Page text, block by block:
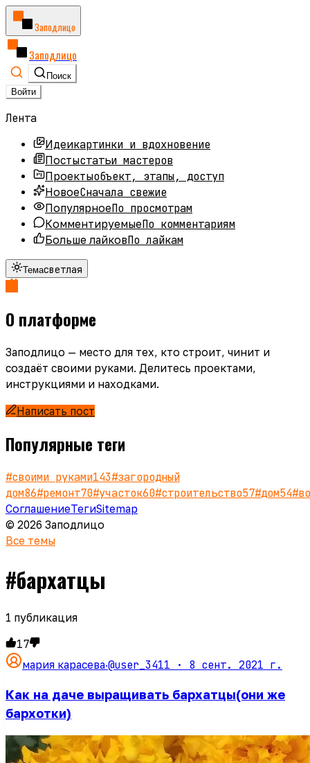
Заподлицо
Заподлицо
Поиск
Войти
Лента
Идеикартинки и вдохновение
Постыстатьи мастеров
Проектыобъект, этапы, доступ
НовоеСначала свежие
ПопулярноеПо просмотрам
КомментируемыеПо комментариям
Больше лайковПо лайкам
Темасветлая
О платформе
Заподлицо — место для тех, кто строит, чинит и
создаёт своими руками. Делитесь проектами,
инструкциями и находками.
Написать пост
Популярные теги
#своими руками143#загородный
дом86#ремонт70#участок60#строительство57#дом54#
СоглашениеТегиSitemap
© 2026 Заподлицо
Все темы
#бархатцы
1 публикация
17
мария карасева·@user_3411 · 8 сент. 2021 г.
Как на даче выращивать бархатцы(они же
бархотки)